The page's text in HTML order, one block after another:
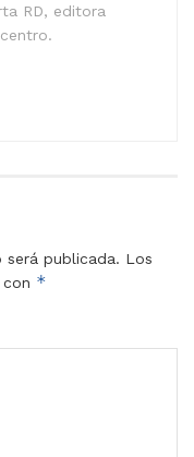
RD, editora
publicada. Los
*